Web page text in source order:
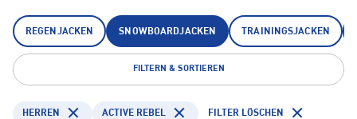
REGENJACKEN SNOWBOARDJACKEN TRAININGSJACKEN
FILTERN & SORTIEREN
HERREN ACTIVE REBEL FILTER LÖSCHEN